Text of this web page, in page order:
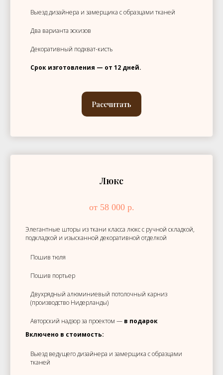
Выезд дизайнера и замерщика с образцами тканей
Два варианта эскизов
Декоративный подхват-кисть
Срок изготовления — от 12 дней.
Рассчитать
Люкс
от 58 000 р.
Элегантные шторы из ткани класса люкс с ручной складкой,
подкладкой и изысканной декоративной отделкой
Пошив тюля
Пошив портьер
Двухрядный алюминиевый потолочный карниз
(производство Нидерланды)
Авторский надзор за проектом — в подарок
Включено в стоимость:
Выезд ведущего дизайнера и замерщика с образцами
тканей